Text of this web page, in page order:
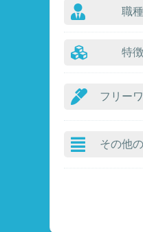
職種
特徴
フリー
その他